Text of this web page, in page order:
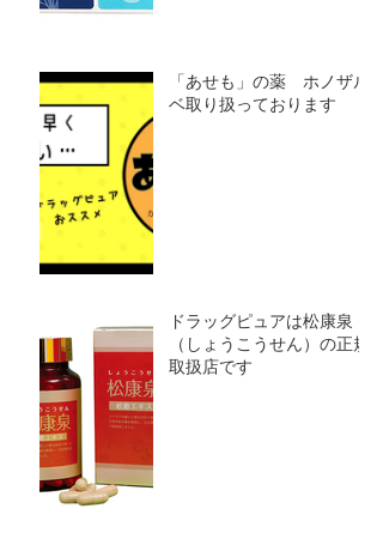
「あせも」の薬 ホノザル
ベ取り扱っております
ドラッグピュアは松康泉
（しょうこうせん）の正規
取扱店です